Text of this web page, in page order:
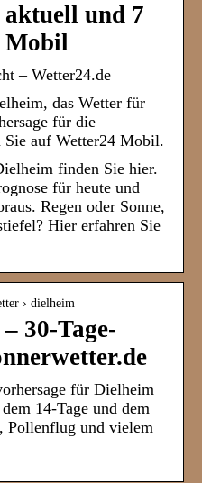
und 7
Mobil
– Wetter24.de
das Wetter für
für die
Sie auf Wetter24 Mobil.
finden Sie hier.
für heute und
Regen oder Sonne,
Hier erfahren Sie
› dielheim
30-Tage-
für Dielheim
14-Tage und dem
Pollenflug und vielem